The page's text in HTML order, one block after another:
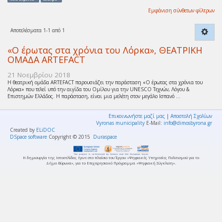
Εμφάνιση σύνθετων φίλτρων
Αποτελέσματα 1-1 από 1
«Ο έρωτας στα χρόνια του Λόρκα», ΘΕΑΤΡΙΚΗ
ΟΜΑΔΑ ARTEFACT
21 Νοεμβρίου 2018
Η θεατρική ομάδα ARTEFACT παρουσιάζει την παράσταση «Ο έρωτας στα χρόνια του
Λόρκα» που τελεί υπό την αιγίδα του Ομίλου για την UNESCO Τεχνών, Λόγου &
Επιστημών Ελλάδος. Η παράσταση, είναι μια μελέτη στον μεγάλο Ισπανό ...
Επικοινωνήστε μαζί μας | Αποστολή Σχολίων
Vyronas municipality E-Mail: info@dimosbyrona.gr
Created by ELiDOC
DSpace software Copyright © 2015 Duraspace
Η δημιουργία της Ιστοσελίδας έγινε στο πλαίσιο του Έργου «Ψηφιακές Υπηρεσίες Πολιτισμού για το
Δήμο Βύρωνα», για το Επιχειρησιακό Πρόγραμμα «Ψηφιακή Σύγκλιση».